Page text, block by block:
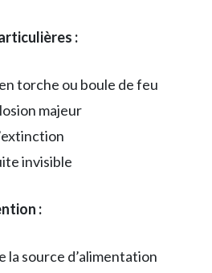
:
torche ou boule de feu
majeur
invisible
:
la source d’alimentation